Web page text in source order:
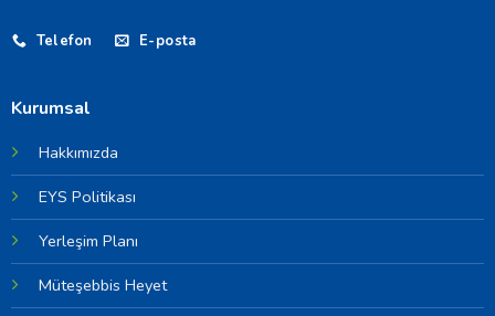
Telefon E-posta
Kurumsal
Hakkımızda
EYS Politikası
Yerleşim Planı
Müteşebbis Heyet